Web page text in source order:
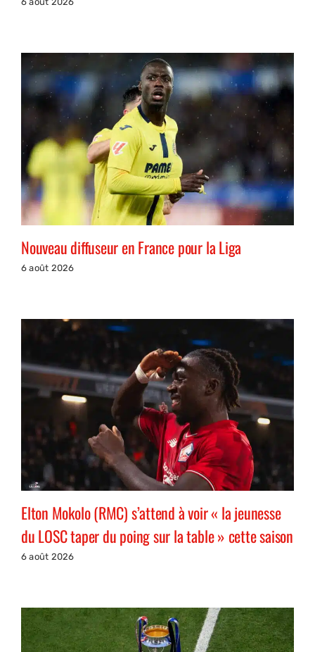
Nouveau diffuseur en France pour la Liga
6 août 2026
Elton Mokolo (RMC) s’attend à voir « la jeunesse
du LOSC taper du poing sur la table » cette saison
6 août 2026